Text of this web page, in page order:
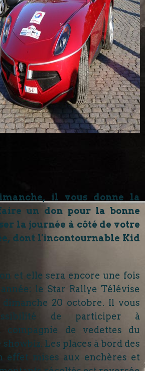
il vous donne la
un don pour la bonne
la journée à côté de votre
dont l'incontournable Kid
et elle sera encore une fois
le Star Rallye Télévise
20 octobre. Il vous
de participer à
compagnie de vedettes du
Les places à bord des
effet mises aux enchères et